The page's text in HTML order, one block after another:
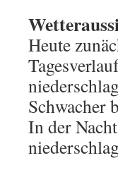
Heute
Schwacher
In der